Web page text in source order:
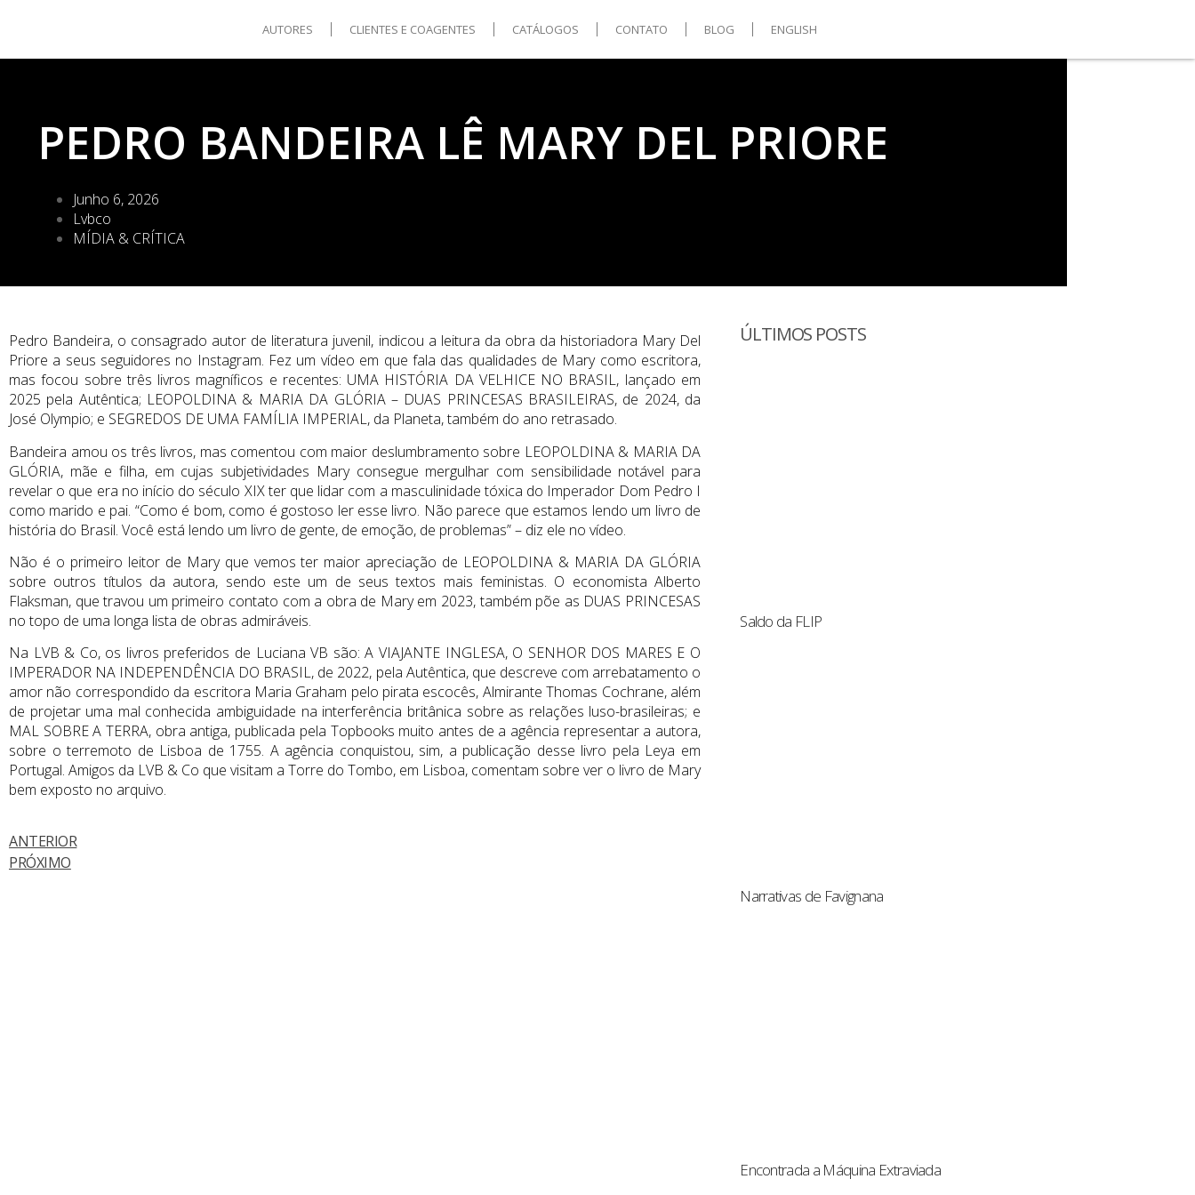
AUTORES CLIENTES E COAGENTES CATÁLOGOS CONTATO BLOG ENGLISH
PEDRO BANDEIRA LÊ MARY DEL PRIORE
Junho 6, 2026
Lvbco
MÍDIA & CRÍTICA
Pedro Bandeira, o consagrado autor de literatura juvenil, indicou a leitura da obra da historiadora Mary Del
Priore a seus seguidores no Instagram. Fez um vídeo em que fala das qualidades de Mary como escritora,
mas focou sobre três livros magníficos e recentes: UMA HISTÓRIA DA VELHICE NO BRASIL, lançado em
2025 pela Autêntica; LEOPOLDINA & MARIA DA GLÓRIA – DUAS PRINCESAS BRASILEIRAS, de 2024, da
José Olympio; e SEGREDOS DE UMA FAMÍLIA IMPERIAL, da Planeta, também do ano retrasado.
Bandeira amou os três livros, mas comentou com maior deslumbramento sobre LEOPOLDINA & MARIA DA
GLÓRIA, mãe e filha, em cujas subjetividades Mary consegue mergulhar com sensibilidade notável para
revelar o que era no início do século XIX ter que lidar com a masculinidade tóxica do Imperador Dom Pedro I
como marido e pai. “Como é bom, como é gostoso ler esse livro. Não parece que estamos lendo um livro de
história do Brasil. Você está lendo um livro de gente, de emoção, de problemas” – diz ele no vídeo.
Não é o primeiro leitor de Mary que vemos ter maior apreciação de LEOPOLDINA & MARIA DA GLÓRIA
sobre outros títulos da autora, sendo este um de seus textos mais feministas. O economista Alberto
Flaksman, que travou um primeiro contato com a obra de Mary em 2023, também põe as DUAS PRINCESAS
no topo de uma longa lista de obras admiráveis.
Na LVB & Co, os livros preferidos de Luciana VB são: A VIAJANTE INGLESA, O SENHOR DOS MARES E O
IMPERADOR NA INDEPENDÊNCIA DO BRASIL, de 2022, pela Autêntica, que descreve com arrebatamento o
amor não correspondido da escritora Maria Graham pelo pirata escocês, Almirante Thomas Cochrane, além
de projetar uma mal conhecida ambiguidade na interferência britânica sobre as relações luso-brasileiras; e
MAL SOBRE A TERRA, obra antiga, publicada pela Topbooks muito antes de a agência representar a autora,
sobre o terremoto de Lisboa de 1755. A agência conquistou, sim, a publicação desse livro pela Leya em
Portugal. Amigos da LVB & Co que visitam a Torre do Tombo, em Lisboa, comentam sobre ver o livro de Mary
bem exposto no arquivo.
ANTERIOR
PRÓXIMO
ÚLTIMOS POSTS
Saldo da FLIP
Narrativas de Favignana
Encontrada a Máquina Extraviada